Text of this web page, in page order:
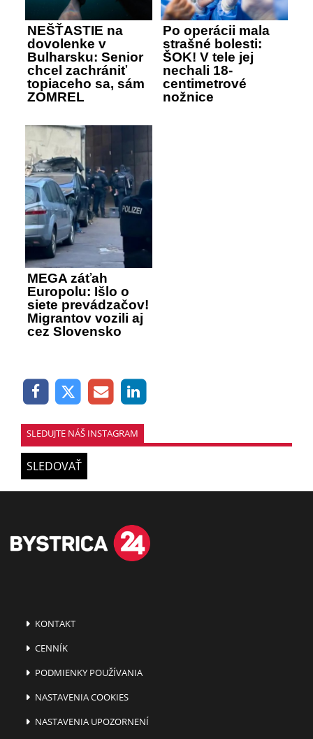
NEŠŤASTIE na
dovolenke v
Bulharsku: Senior
chcel zachrániť
topiaceho sa, sám
ZOMREL
Po operácii mala
strašné bolesti:
ŠOK! V tele jej
nechali 18-
centimetrové
nožnice
MEGA záťah
Europolu: Išlo o
siete prevádzačov!
Migrantov vozili aj
cez Slovensko
SLEDUJTE NÁŠ INSTAGRAM
SLEDOVAŤ
KONTAKT
CENNÍK
PODMIENKY POUŽÍVANIA
NASTAVENIA COOKIES
NASTAVENIA UPOZORNENÍ